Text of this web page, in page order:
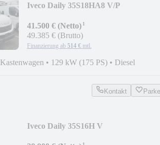
Iveco Daily 35S18HA8 V/P
41.500 € (Netto)¹
49.385 € (Brutto)
Finanzierung ab 514 € mtl.
Kastenwagen • 129 kW (175 PS) • Diesel
Kontakt
Iveco Daily 35S16H V